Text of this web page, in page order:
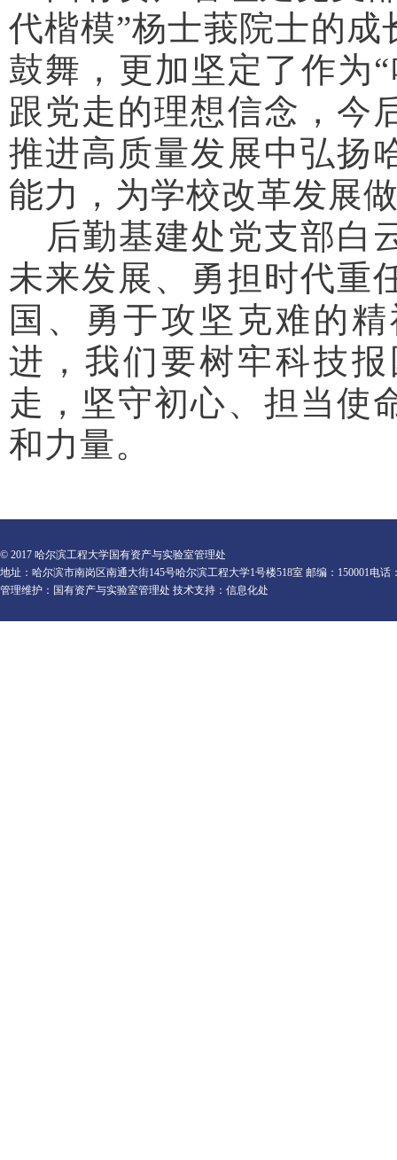
代楷模”杨士莪院士的
鼓舞，更加坚定了作为
跟党走的理想信念，今
推进高质量发展中弘扬
能力，为学校改革发展
后勤基建处党支部白
未来发展、勇担时代重
国、勇于攻坚克难的
进，我们要树牢科技
走，坚守初心、担当使
和力量。
© 2017 哈尔滨工程大学国有资产与实验室管理处
地址：哈尔滨市南岗区南通大街145号哈尔滨工程大学1号楼518室 邮编：150001电话
管理维护：国有资产与实验室管理处 技术支持：信息化处